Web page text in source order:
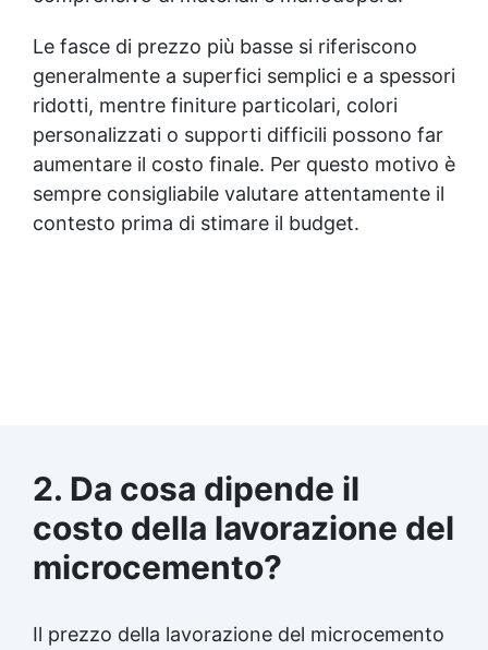
Le fasce di prezzo più basse si riferiscono
generalmente a superfici semplici e a spessori
ridotti, mentre finiture particolari, colori
personalizzati o supporti difficili possono far
aumentare il costo finale. Per questo motivo è
sempre consigliabile valutare attentamente il
contesto prima di stimare il budget.
2. Da cosa dipende il
costo della lavorazione del
microcemento?
Il prezzo della lavorazione del microcemento